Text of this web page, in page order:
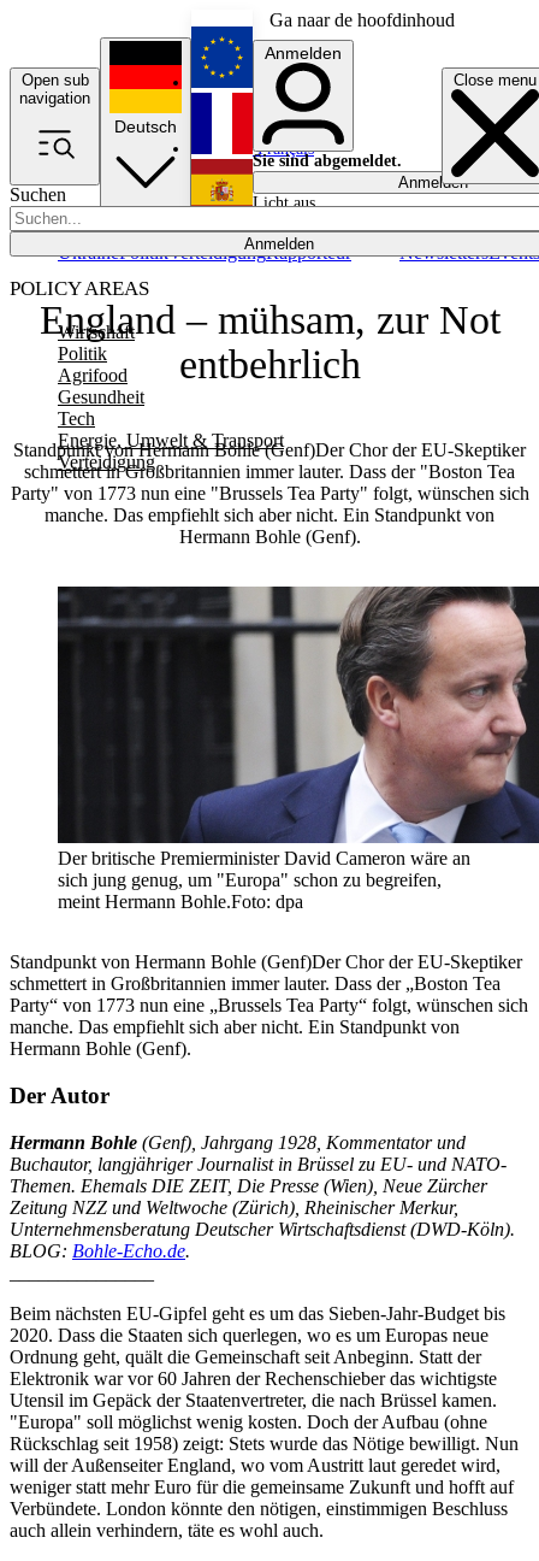
Ga naar de hoofdinhoud
Open sub
navigation
Close menu
Suchen
Anmelden
POLICY AREAS
Wirtschaft
Politik
Agrifood
Gesundheit
Tech
Energie, Umwelt & Transport
Verteidigung
UkrainePolitikVerteidigungRapporteur NewslettersEvents
Deutsch
English
Français
Anmelden
Sie sind abgemeldet.
Anmelden
Licht aus
England – mühsam, zur Not
entbehrlich
Standpunkt von Hermann Bohle (Genf)Der Chor der EU-Skeptiker
schmettert in Großbritannien immer lauter. Dass der "Boston Tea
Party" von 1773 nun eine "Brussels Tea Party" folgt, wünschen sich
manche. Das empfiehlt sich aber nicht. Ein Standpunkt von
Hermann Bohle (Genf).
Der britische Premierminister David Cameron wäre an
sich jung genug, um "Europa" schon zu begreifen,
meint Hermann Bohle.Foto: dpa
Standpunkt von Hermann Bohle (Genf)Der Chor der EU-Skeptiker
schmettert in Großbritannien immer lauter. Dass der „Boston Tea
Party“ von 1773 nun eine „Brussels Tea Party“ folgt, wünschen sich
manche. Das empfiehlt sich aber nicht. Ein Standpunkt von
Hermann Bohle (Genf).
Der Autor
Hermann Bohle (Genf), Jahrgang 1928, Kommentator und
Buchautor, langjähriger Journalist in Brüssel zu EU- und NATO-
Themen. Ehemals DIE ZEIT, Die Presse (Wien), Neue Zürcher
Zeitung NZZ und Weltwoche (Zürich), Rheinischer Merkur,
Unternehmensberatung Deutscher Wirtschaftsdienst (DWD-Köln).
BLOG: Bohle-Echo.de.
Beim nächsten EU-Gipfel geht es um das Sieben-Jahr-Budget bis
2020. Dass die Staaten sich querlegen, wo es um Europas neue
Ordnung geht, quält die Gemeinschaft seit Anbeginn. Statt der
Elektronik war vor 60 Jahren der Rechenschieber das wichtigste
Utensil im Gepäck der Staatenvertreter, die nach Brüssel kamen.
"Europa" soll möglichst wenig kosten. Doch der Aufbau (ohne
Rückschlag seit 1958) zeigt: Stets wurde das Nötige bewilligt. Nun
will der Außenseiter England, wo vom Austritt laut geredet wird,
weniger statt mehr Euro für die gemeinsame Zukunft und hofft auf
Verbündete. London könnte den nötigen, einstimmigen Beschluss
auch allein verhindern, täte es wohl auch.